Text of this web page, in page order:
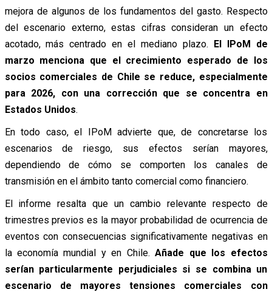
mejora de algunos de los fundamentos del gasto. Respecto
del escenario externo, estas cifras consideran un efecto
acotado, más centrado en el mediano plazo. El IPoM de
marzo menciona que el crecimiento esperado de los
socios comerciales de Chile se reduce, especialmente
para 2026, con una corrección que se concentra en
Estados Unidos.
En todo caso, el IPoM advierte que, de concretarse los
escenarios de riesgo, sus efectos serían mayores,
dependiendo de cómo se comporten los canales de
transmisión en el ámbito tanto comercial como financiero.
El informe resalta que un cambio relevante respecto de
trimestres previos es la mayor probabilidad de ocurrencia de
eventos con consecuencias significativamente negativas en
la economía mundial y en Chile.Añade que los efectos
serían particularmente perjudiciales si se combina un
escenario de mayores tensiones comerciales con